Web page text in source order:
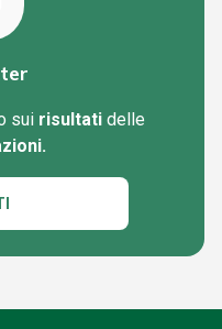
sui risultati delle